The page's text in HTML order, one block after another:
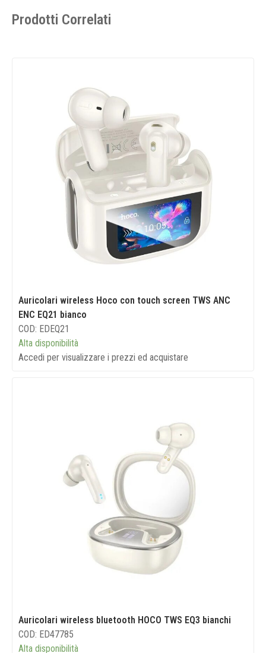
Prodotti Correlati
Auricolari wireless Hoco con touch screen TWS ANC
ENC EQ21 bianco
COD: EDEQ21
Alta disponibilità
Accedi per visualizzare i prezzi ed acquistare
Auricolari wireless bluetooth HOCO TWS EQ3 bianchi
COD: ED47785
Alta disponibilità